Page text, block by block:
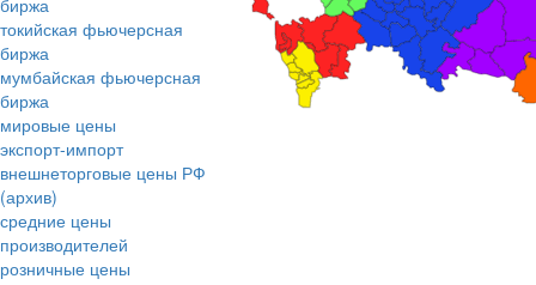
биржа
токийская фьючерсная
биржа
мумбайская фьючерсная
биржа
мировые цены
экспорт-импорт
внешнеторговые цены РФ
(архив)
средние цены
производителей
розничные цены